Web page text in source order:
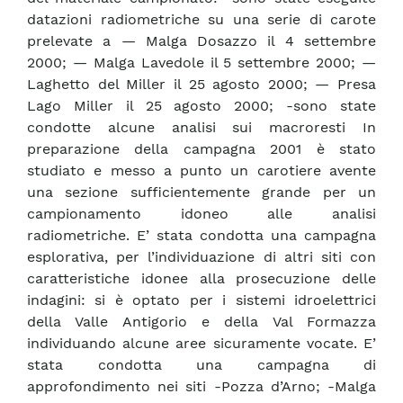
datazioni radiometriche su una serie di carote
prelevate a — Malga Dosazzo il 4 settembre
2000; — Malga Lavedole il 5 settembre 2000; —
Laghetto del Miller il 25 agosto 2000; — Presa
Lago Miller il 25 agosto 2000; -sono state
condotte alcune analisi sui macroresti In
preparazione della campagna 2001 è stato
studiato e messo a punto un carotiere avente
una sezione sufficientemente grande per un
campionamento idoneo alle analisi
radiometriche. E’ stata condotta una campagna
esplorativa, per l’individuazione di altri siti con
caratteristiche idonee alla prosecuzione delle
indagini: si è optato per i sistemi idroelettrici
della Valle Antigorio e della Val Formazza
individuando alcune aree sicuramente vocate. E’
stata condotta una campagna di
approfondimento nei siti -Pozza d’Arno; -Malga